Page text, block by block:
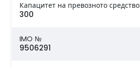
Капацитет на превозното средство
300
IMO №
9506291